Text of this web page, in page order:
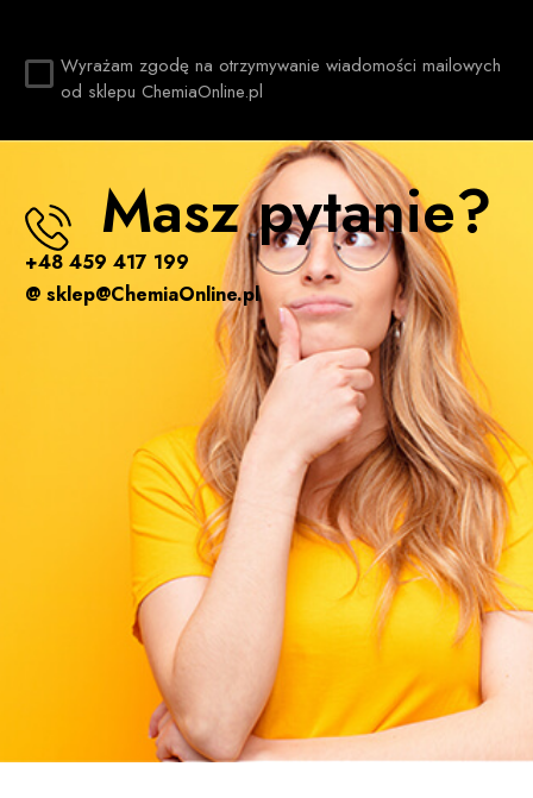
Wyrażam zgodę na otrzymywanie wiadomości mailowych
od sklepu ChemiaOnline.pl
Masz pytanie?
+48 459 417 199
@ sklep@ChemiaOnline.pl